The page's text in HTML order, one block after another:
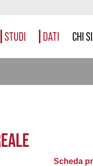
STUDI DATI CHI
Scheda